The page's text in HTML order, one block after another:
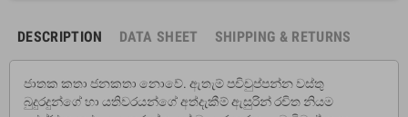
DESCRIPTION DATA SHEET SHIPPING & RETURNS
ජාතක කතා ජනකතා නොවේ. ඇතැම් පචිචුප්පන්න වස්තු
බුදුරදුන්ගේ හා යතිවරයන්ගේ අත්දැකීම් ඇසුරින් රචිත නියම